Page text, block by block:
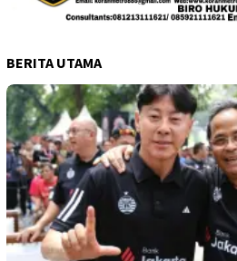
BERITA UTAMA